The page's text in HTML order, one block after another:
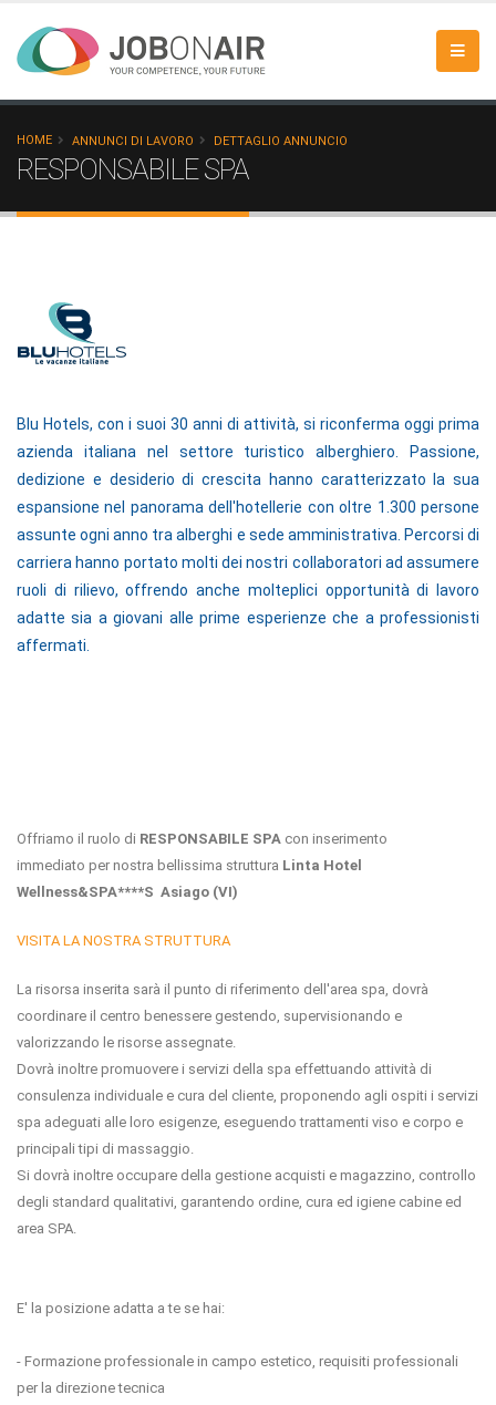
HOME ANNUNCI DI LAVORO DETTAGLIO ANNUNCIO
RESPONSABILE SPA
Blu Hotels, con i suoi 30 anni di attività, si riconferma oggi prima
azienda italiana nel settore turistico alberghiero. Passione,
dedizione e desiderio di crescita hanno caratterizzato la sua
espansione nel panorama dell'hotellerie con oltre 1.300 persone
assunte ogni anno tra alberghi e sede amministrativa. Percorsi di
carriera hanno portato molti dei nostri collaboratori ad assumere
ruoli di rilievo, offrendo anche molteplici opportunità di lavoro
adatte sia a giovani alle prime esperienze che a professionisti
affermati.
Offriamo il ruolo di RESPONSABILE SPA con inserimento
immediato per nostra bellissima struttura Linta Hotel
Wellness&SPA****S Asiago (VI)
VISITA LA NOSTRA STRUTTURA
La risorsa inserita sarà il punto di riferimento dell'area spa, dovrà
coordinare il centro benessere gestendo, supervisionando e
valorizzando le risorse assegnate.
Dovrà inoltre promuovere i servizi della spa effettuando attività di
consulenza individuale e cura del cliente, proponendo agli ospiti i servizi
spa adeguati alle loro esigenze, eseguendo trattamenti viso e corpo e
principali tipi di massaggio.
Si dovrà inoltre occupare della gestione acquisti e magazzino, controllo
degli standard qualitativi, garantendo ordine, cura ed igiene cabine ed
area SPA.
E' la posizione adatta a te se hai:
- Formazione professionale in campo estetico, requisiti professionali
per la direzione tecnica